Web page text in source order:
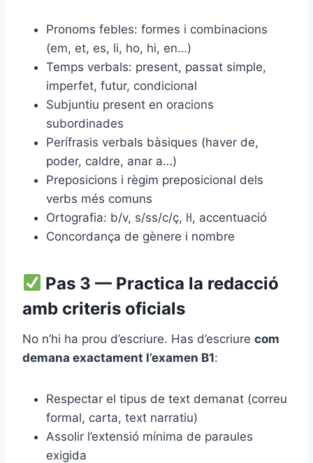
Pronoms febles: formes i combinacions
(em, et, es, li, ho, hi, en…)
Temps verbals: present, passat simple,
imperfet, futur, condicional
Subjuntiu present en oracions
subordinades
Perífrasis verbals bàsiques (haver de,
poder, caldre, anar a…)
Preposicions i règim preposicional dels
verbs més comuns
Ortografia: b/v, s/ss/c/ç, l·l, accentuació
Concordança de gènere i nombre
Pas 3 — Practica la redacció
amb criteris oficials
No n’hi ha prou d’escriure. Has d’escriure com
demana exactament l’examen B1:
Respectar el tipus de text demanat (correu
formal, carta, text narratiu)
Assolir l’extensió mínima de paraules
exigida